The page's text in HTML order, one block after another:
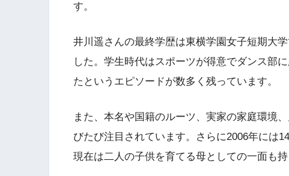
す。
井川遥さんの最終学歴は東横学園女子短期大
した。学生時代はスポーツが得意でダンス部
たというエピソードが数多く残っています。
また、本名や国籍のルーツ、実家の家庭環境
びたび注目されています。さらに2006年には
現在は二人の子供を育てる母としての一面も持